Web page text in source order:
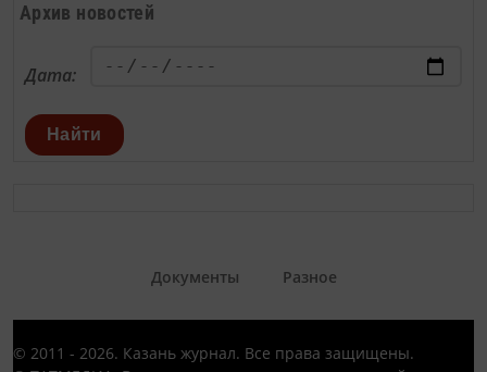
Архив новостей
Дата:
Найти
Документы Разное
© 2011 - 2026. Казань журнал. Все права защищены.